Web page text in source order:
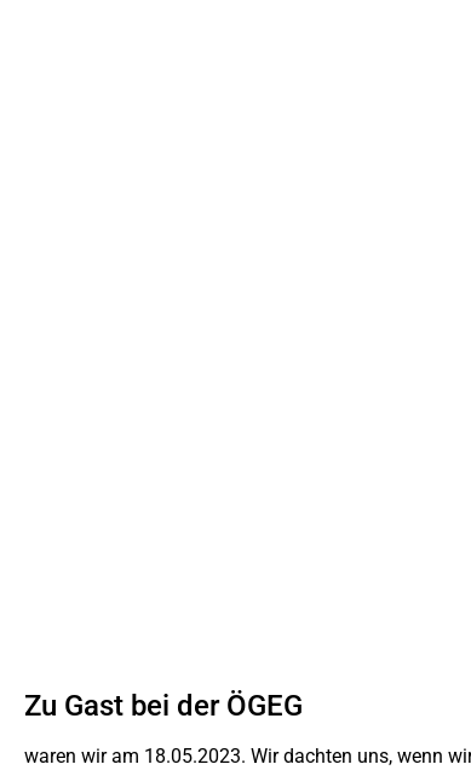
Zu Gast bei der ÖGEG
waren wir am 18.05.2023. Wir dachten uns, wenn